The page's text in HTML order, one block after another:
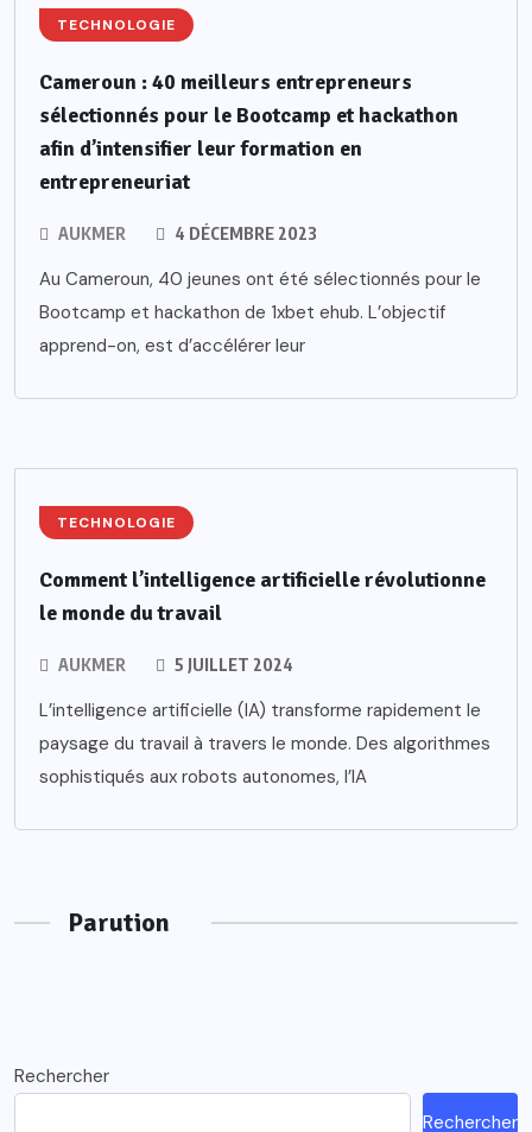
TECHNOLOGIE
Cameroun : 40 meilleurs entrepreneurs
sélectionnés pour le Bootcamp et hackathon
afin d’intensifier leur formation en
entrepreneuriat
AUKMER 4 DÉCEMBRE 2023
Au Cameroun, 40 jeunes ont été sélectionnés pour le
Bootcamp et hackathon de 1xbet ehub. L’objectif
apprend-on, est d’accélérer leur
TECHNOLOGIE
Comment l’intelligence artificielle révolutionne
le monde du travail
AUKMER 5 JUILLET 2024
L’intelligence artificielle (IA) transforme rapidement le
paysage du travail à travers le monde. Des algorithmes
sophistiqués aux robots autonomes, l’IA
Parution
Rechercher
Rechercher